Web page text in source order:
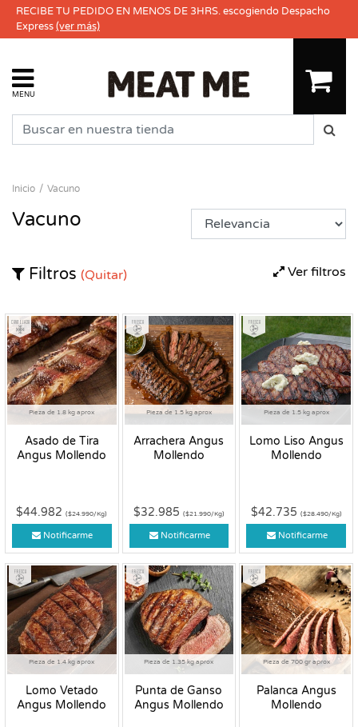
RECIBE TU PEDIDO EN MENOS DE 3HRS. escogiendo Despacho
Express(ver más)
MENU
Inicio Vacuno
Vacuno
Ver filtros
Filtros (Quitar)
Pieza de 1.8 kg aprox
Asado de Tira
Angus Mollendo
Congelado
$44.982($24.990/Kg)
Notificarme
Pieza de 1.5 kg aprox
Arrachera Angus
Mollendo
Fresco
$32.985 ($21.990/Kg)
Notificarme
Pieza de 1.5 kg aprox
Lomo Liso Angus
Mollendo
Fresco
$42.735 ($28.490/Kg)
Notificarme
Pieza de 1.4 kg aprox
Lomo Vetado
Angus Mollendo
Fresco
Pieza de 1.35 kg aprox
Punta de Ganso
Angus Mollendo
Fresco
Pieza de 700 gr aprox
Palanca Angus
Mollendo
Fresco